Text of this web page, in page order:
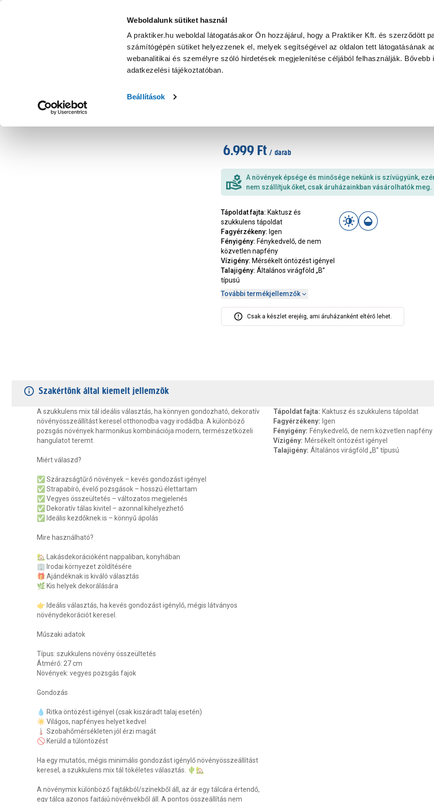
Weboldalunk sütiket használ
A praktiker.hu weboldal látogatásakor Ön hozzájárul, hogy a Praktiker Kft. és szerződött
számítógépén sütiket helyezzenek el, melyek segítségével az oldalon tett látogatásának
webanalitikai és személyre szóló hirdetések megjelenítése céljából felhasználják. Bővebb
adatkezelési tájékoztatóban.
Beállítások
KATEGÓRIÁK
Nyereményjáték Praktiker Professional Szakiajánló Ügyintézés és Információ
6.999 Ft / darab
A növények épsége és minősége nekünk is szívügyünk,
nem szállítjuk őket, csak áruházainkban vásárolhatók meg.
Tápoldat fajta: Kaktusz és
szukkulens tápoldat
Fagyérzékeny: Igen
Fényigény: Fénykedvelő, de nem
közvetlen napfény
Vízigény: Mérsékelt öntözést igényel
Talajigény: Általános virágföld „B”
típusú
További termékjellemzők
Csak a készlet erejéig, ami áruházanként eltérő lehet.
Szakértőnk által kiemelt jellemzők
A szukkulens mix tál ideális választás, ha könnyen gondozható, dekoratív
növényösszeállítást keresel otthonodba vagy irodádba. A különböző
pozsgás növények harmonikus kombinációja modern, természetközeli
hangulatot teremt.
Miért válaszd?
✅ Szárazságtűrő növények – kevés gondozást igényel
✅ Strapabíró, évelő pozsgások – hosszú élettartam
✅ Vegyes összeültetés – változatos megjelenés
✅ Dekoratív tálas kivitel – azonnal kihelyezhető
✅ Ideális kezdőknek is – könnyű ápolás
Mire használható?
🏡 Lakásdekorációként nappaliban, konyhában
🏢 Irodai környezet zöldítésére
🎁 Ajándéknak is kiváló választás
🌿 Kis helyek dekorálására
👉 Ideális választás, ha kevés gondozást igénylő, mégis látványos
növénydekorációt keresel.
Műszaki adatok
Típus: szukkulens növény összeültetés
Átmérő: 27 cm
Növények: vegyes pozsgás fajok
Gondozás
💧 Ritka öntözést igényel (csak kiszáradt talaj esetén)
☀️ Világos, napfényes helyet kedvel
🌡️ Szobahőmérsékleten jól érzi magát
🚫 Kerüld a túlöntözést
Ha egy mutatós, mégis minimális gondozást igénylő növényösszeállítást
keresel, a szukkulens mix tál tökéletes választás. 🌵🏡
A növénymix különböző fajtákból/színekből áll, az ár egy tálcára értendő,
egy tálca azonos fajtájú növényekből áll. A pontos összeállítás nem
Tápoldat fajta: Kaktusz és szukkulens tápoldat
Fagyérzékeny: Igen
Fényigény: Fénykedvelő, de nem közvetlen napfény
Vízigény: Mérsékelt öntözést igényel
Talajigény: Általános virágföld „B” típusú